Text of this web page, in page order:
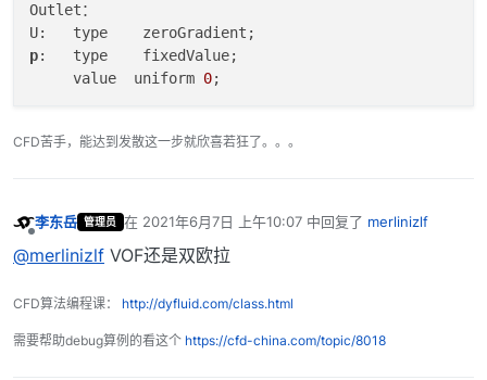
Outlet：
p:   type    fixedValue;
     value  uniform
0
CFD苦手，能达到发散这一步就欣喜若狂了。。。
李东岳 管理员 在 2021年6月7日 上午10:07中回复了 merlinizlf
最后由 编辑
@merlinizlf VOF还是双欧拉
CFD算法编程课： http://dyfluid.com/class.html
需要帮助debug算例的看这个 https://cfd-china.com/topic/8018